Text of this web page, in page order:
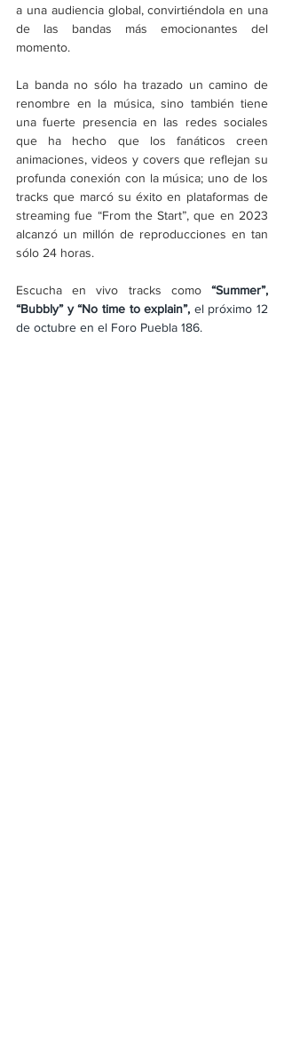
a una audiencia global, convirtiéndola en una
de las bandas más emocionantes del
momento.
La banda no sólo ha trazado un camino de
renombre en la música, sino también tiene
una fuerte presencia en las redes sociales
que ha hecho que los fanáticos creen
animaciones, videos y covers que reflejan su
profunda conexión con la música; uno de los
tracks que marcó su éxito en plataformas de
streaming fue “From the Start”, que en 2023
alcanzó un millón de reproducciones en tan
sólo 24 horas.
Escucha en vivo tracks como
“Summer”,
“Bubbly” y “No time to explain”, el próximo 12
de octubre en el Foro Puebla 186.